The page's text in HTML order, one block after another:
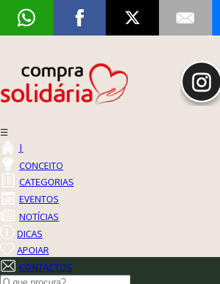
☰
|
CONCEITO
CATEGORIAS
EVENTOS
NOTÍCIAS
DICAS
APOIAR
CONTACTOS